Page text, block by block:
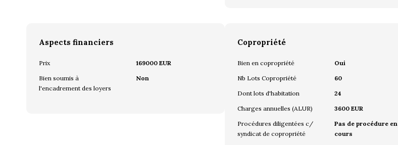
Aspects financiers
Prix
169000 EUR
Bien soumis à
l'encadrement des loyers
Non
Copropriété
Bien en copropriété
Oui
Nb Lots Copropriété
60
Dont lots d'habitation
24
Charges annuelles (ALUR)
3600 EUR
Procédures diligentées c/
syndicat de copropriété
Pas de procédure en
cours